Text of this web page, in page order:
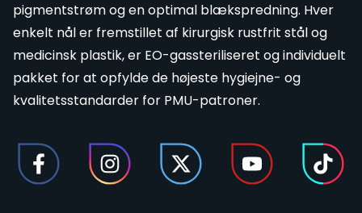
pigmentstrøm og en optimal blækspredning. Hver
enkelt nål er fremstillet af kirurgisk rustfrit stål og
medicinsk plastik, er EO-gassteriliseret og individuelt
pakket for at opfylde de højeste hygiejne- og
kvalitetsstandarder for PMU-patroner. ​